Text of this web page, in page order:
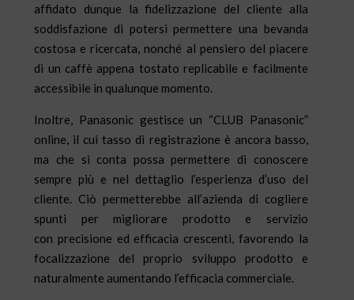
affidato dunque la fidelizzazione del cliente alla
soddisfazione di potersi permettere una bevanda
costosa e ricercata, nonché al pensiero del piacere
di un caffè appena tostato replicabile e facilmente
accessibile in qualunque momento.
Inoltre, Panasonic gestisce un “CLUB Panasonic”
online, il cui tasso di registrazione è ancora basso,
ma che si conta possa permettere di conoscere
sempre più e nel dettaglio l’esperienza d’uso del
cliente. Ciò permetterebbe all’azienda di cogliere
spunti per migliorare prodotto e servizio
con precisione ed efficacia crescenti, favorendo la
focalizzazione del proprio sviluppo prodotto e
naturalmente aumentando l’efficacia commerciale.